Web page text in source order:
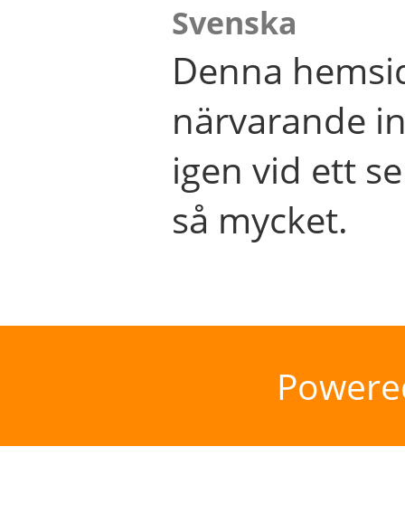
Svenska
Denna
närvarande
igen vid ett
så mycket.